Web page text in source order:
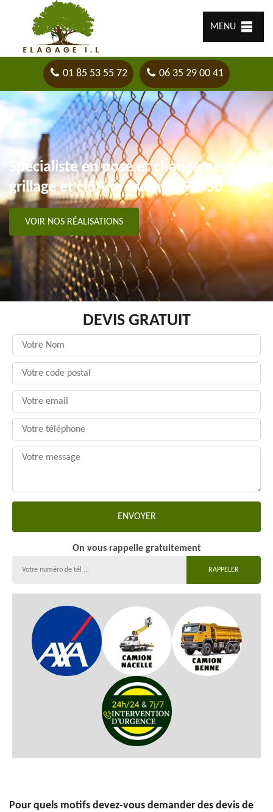
MENU
01 85 53 55 72 06 35 29 00 41
Spécialiste en pose et changement
grillage et clôture Avernes 95450
VOIR NOS RÉALISATIONS
DEVIS GRATUIT
On vous rappelle gratuitement
Pour quels motifs devez-vous demander des devis de